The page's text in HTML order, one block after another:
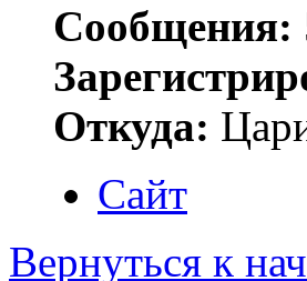
Сообщения:
Откуда:
Сайт
Вернуться к